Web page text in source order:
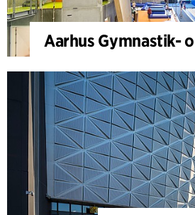
Aarhus Gymnastik-